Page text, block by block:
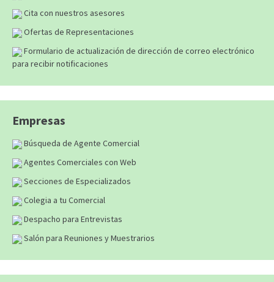
Cita con nuestros asesores
Ofertas de Representaciones
Formulario de actualización de dirección de correo electrónico
para recibir notificaciones
Empresas
Búsqueda de Agente Comercial
Agentes Comerciales con Web
Secciones de Especializados
Colegia a tu Comercial
Despacho para Entrevistas
Salón para Reuniones y Muestrarios